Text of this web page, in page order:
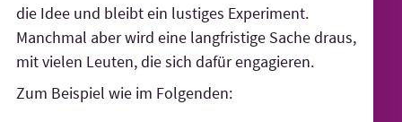
die Idee und bleibt ein lustiges Experiment.
Manchmal aber wird eine langfristige Sache draus,
mit vielen Leuten, die sich dafür engagieren.
Zum Beispiel wie im Folgenden: